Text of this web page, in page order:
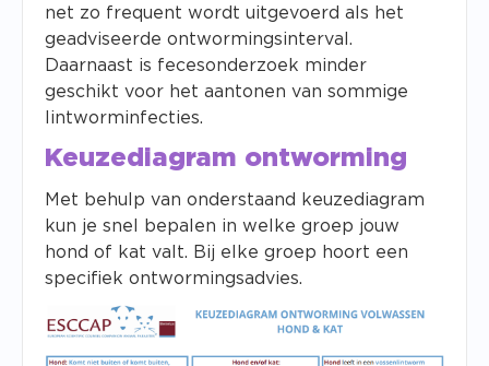
net zo frequent wordt uitgevoerd als het
geadviseerde ontwormingsinterval.
Daarnaast is fecesonderzoek minder
geschikt voor het aantonen van sommige
lintworminfecties.
Keuzediagram ontworming
Met behulp van onderstaand keuzediagram
kun je snel bepalen in welke groep jouw
hond of kat valt. Bij elke groep hoort een
specifiek ontwormingsadvies.